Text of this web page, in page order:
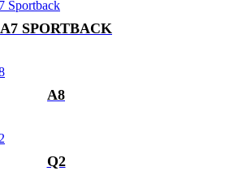
A7 SPORTBACK
A8
Q2